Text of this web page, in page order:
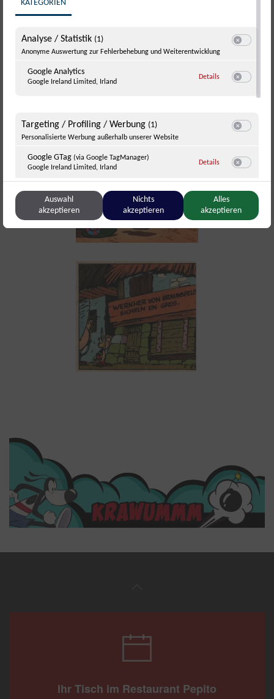
Ihr Tisch im Restaurant Pepito
KATEGORIEN
Analyse / Statistik (1)
Anonyme Auswertung zur Fehlerbehebung und Weiterentwicklung
Google Analytics
Google Ireland Limited, Irland
Details zu Google
Targeting / Profiling / Werbung (1)
Personalisierte Werbung außerhalb unserer Website
Google GTag (via Google TagManager)
Google Ireland Limited, Irland
Details zu Google GTag
Sonstige Inhalte
Switch zum
Auswahl
akzeptieren
Nichts
akzeptieren
Alles
akzeptieren